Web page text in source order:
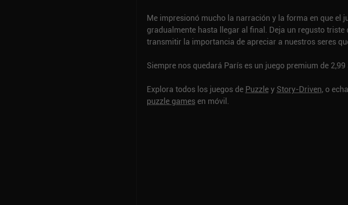
Me impresionó mucho la narración y la forma en que el
gradualmente hasta llegar al final. Deja un regusto triste
transmitir la importancia de apreciar a nuestros seres
Siempre nos quedará París es un juego premium de 2,99
Explora todos los juegos de Puzzley Story-Driven, o
puzzle gamesen móvil.